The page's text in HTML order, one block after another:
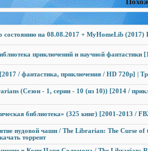
состоянию на 08.08.2017 + MyHomeLib (2017)
приключений и научной
/ фантастика, приключения / HD 720p] |
(Сезон - 1, серии - 10 (из 10)) [2014 /
библиотека» (325 книг) [2001-2013 /
иудовой чаши / The Librarian: The Curse of
торрент